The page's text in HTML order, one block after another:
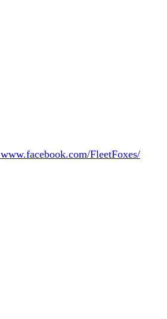
www.facebook.com/FleetFoxes/